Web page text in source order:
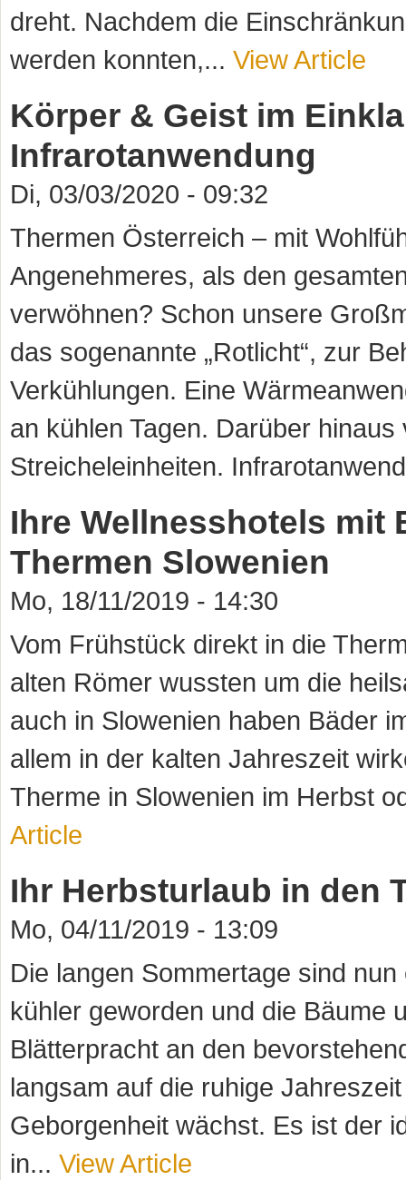
dreht. Nachdem die
werden konnten,... View Article
Körper & Geist im
Infrarotanwendung
Di, 03/03/2020 - 09:32
Thermen Österreich – mit
Angenehmeres, als den
verwöhnen? Schon unsere
das sogenannte „Rotlicht“, zur
Verkühlungen. Eine
an kühlen Tagen. Darüber
Streicheleinheiten.
Ihre Wellnesshotels mit
Thermen Slowenien
Mo, 18/11/2019 - 14:30
Vom Frühstück direkt in die
alten Römer wussten um die
auch in Slowenien haben Bäder
allem in der kalten Jahreszeit
Therme in Slowenien im Herbst
Article
Ihr Herbsturlaub in den
Mo, 04/11/2019 - 13:09
Die langen Sommertage sind
kühler geworden und die Bäume
Blätterpracht an den
langsam auf die ruhige
Geborgenheit wächst. Es ist der
in... View Article